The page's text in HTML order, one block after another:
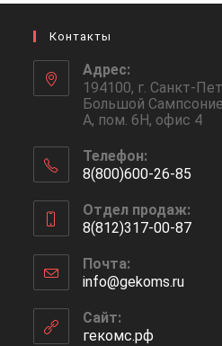
Контакты
Адрес:
194100, г. Санкт-
Большой
А, пом. 6Н, офис 4
Телефон:
8(800)600-26-85
Отдел продаж:
8(812)317-00-87
Почта:
info@gekoms.ru
Сайт:
гекомс.рф